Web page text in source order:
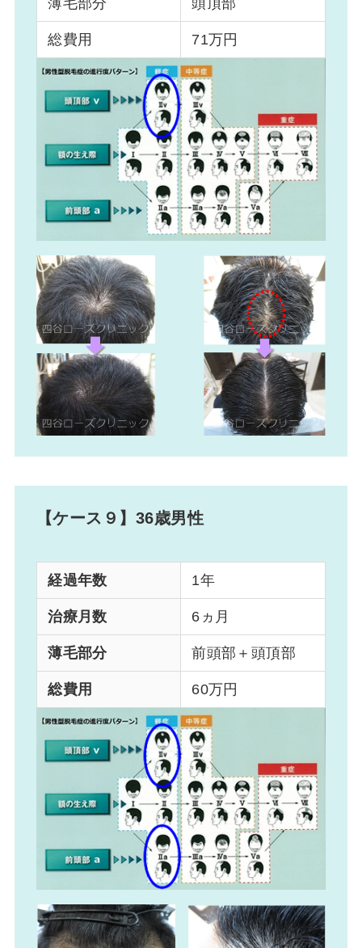
薄毛部分 頭頂部
総費用 71万円
【ケース９】36歳男性
経過年数 1年
治療月数 6ヵ月
薄毛部分 前頭部＋頭頂部
総費用 60万円